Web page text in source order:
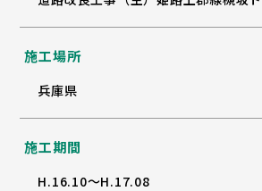
施工場所
兵庫県
施工期間
H.16.10～H.17.08